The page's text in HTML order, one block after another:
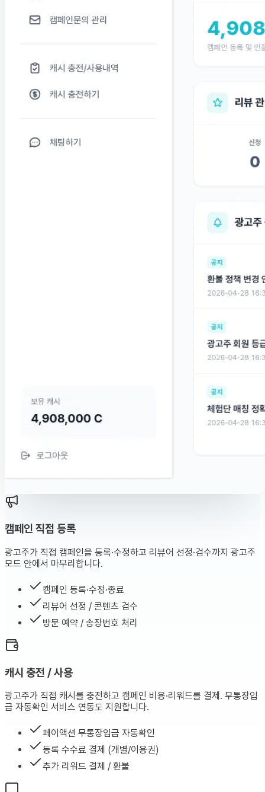
캠페인 직접 등록
광고주가 직접 캠페인을 등록·수정하고 리뷰어 선정·검수까지 광고주
모드 안에서 마무리합니다.
캠페인 등록·수정·종료
리뷰어 선정 / 콘텐츠 검수
방문 예약 / 송장번호 처리
캐시 충전 / 사용
광고주가 직접 캐시를 충전하고 캠페인 비용·리워드를 결제. 무통장입
금 자동확인 서비스 연동도 지원합니다.
페이액션 무통장입금 자동확인
등록 수수료 결제 (개별/이용권)
추가 리워드 결제 / 환불